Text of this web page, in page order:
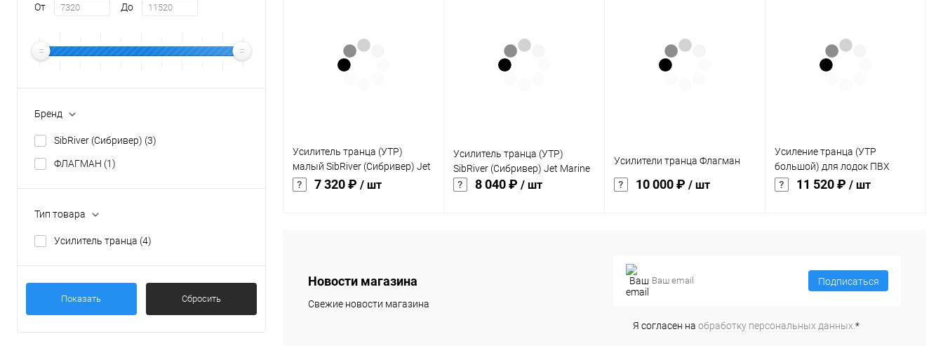
От До
Бренд
SibRiver (Сибривер) (3)
ФЛАГМАН (1)
Тип товара
Усилитель транца (4)
Показать Сбросить
Усилитель транца (УТР)
малый SibRiver (Сибривер) Jet
Marine7 320 ₽ / шт
Купить в 1 клик Сравнение
В избранное
В
Усилитель транца (УТР)
SibRiver (Сибривер) Jet Marine
8 040 ₽ / шт
Усилители транца Флагман
10 000 ₽ / шт
Купить в 1 клик
Усиление транца (УТР
большой) для лодок ПВХ
SibRiver (Сибривер)
11 520 ₽ / шт
Купить в 1 клик Сравнение
Новости магазина
Свежие новости магазина
Подписаться
Я согласен на обработку персональных данных. *